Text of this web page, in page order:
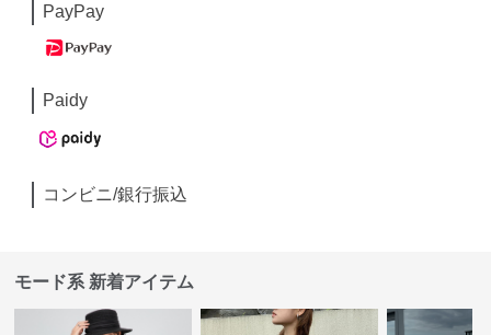
PayPay
Paidy
コンビニ/銀行振込
モード系 新着アイテム